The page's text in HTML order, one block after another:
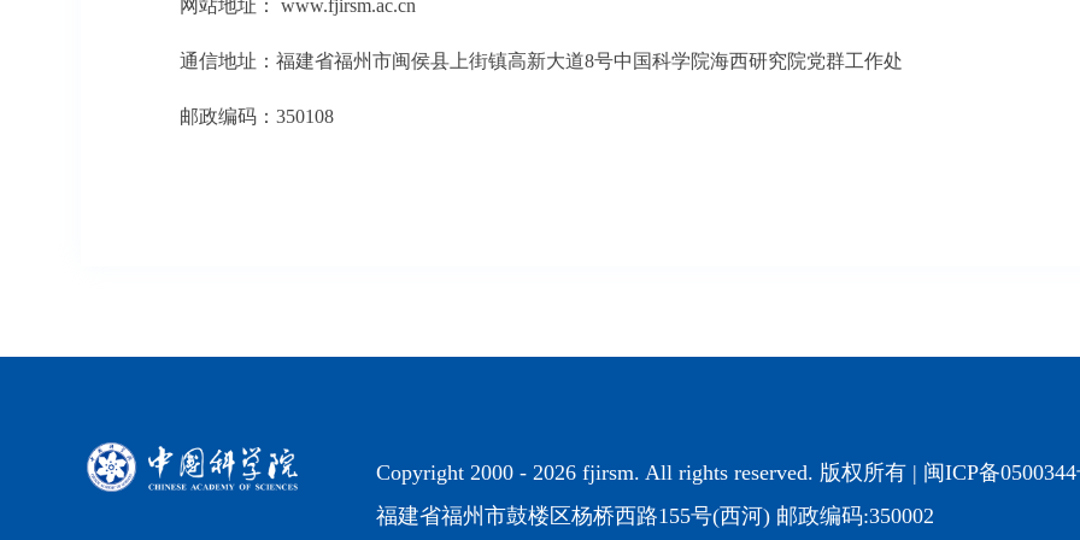
网站地址： www.fjirsm.ac.cn
通信地址：福建省福州市闽侯县上街镇高新大道8号中国科学院海西研究院党群工作处
邮政编码：350108
Copyright 2000 - 2026 fjirsm. All rights reserved. 版权所有 | 闽ICP备
福建省福州市鼓楼区杨桥西路155号(西河) 邮政编码:350002